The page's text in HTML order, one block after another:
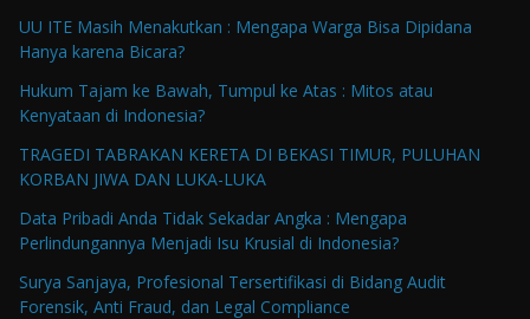
UU ITE Masih Menakutkan : Mengapa Warga Bisa Dipidana
Hanya karena Bicara?
Hukum Tajam ke Bawah, Tumpul ke Atas : Mitos atau
Kenyataan di Indonesia?
TRAGEDI TABRAKAN KERETA DI BEKASI TIMUR, PULUHAN
KORBAN JIWA DAN LUKA-LUKA
Data Pribadi Anda Tidak Sekadar Angka : Mengapa
Perlindungannya Menjadi Isu Krusial di Indonesia?
Surya Sanjaya, Profesional Tersertifikasi di Bidang Audit
Forensik, Anti Fraud, dan Legal Compliance